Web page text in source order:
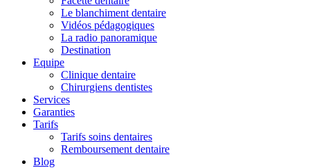
Le blanchiment dentaire
Vidéos pédagogiques
La radio panoramique
Destination
Equipe
Clinique dentaire
Chirurgiens dentistes
Services
Garanties
Tarifs
Tarifs soins dentaires
Remboursement dentaire
Blog